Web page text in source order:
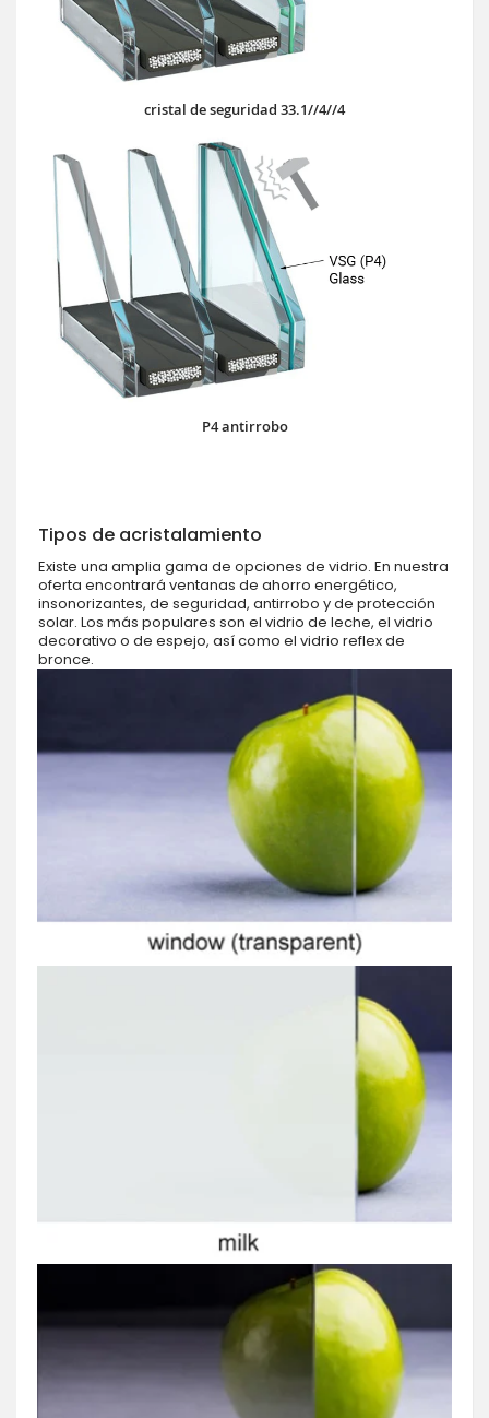
cristal de seguridad 33.1//4//4
P4 antirrobo
Tipos de acristalamiento
Existe una amplia gama de opciones de vidrio. En nuestra
oferta encontrará ventanas de ahorro energético,
insonorizantes, de seguridad, antirrobo y de protección
solar. Los más populares son el vidrio de leche, el vidrio
decorativo o de espejo, así como el vidrio reflex de
bronce.